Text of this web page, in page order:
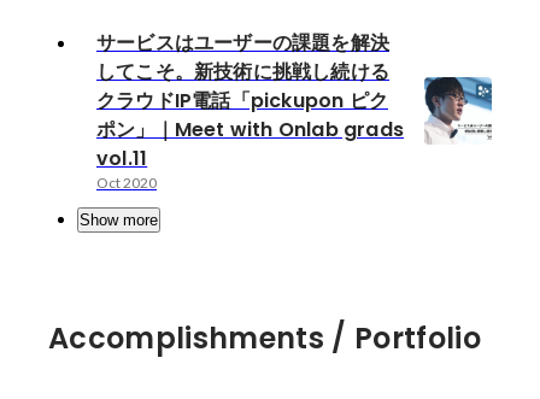
サービスはユーザーの課題を解決
してこそ。新技術に挑戦し続ける
クラウドIP電話「pickupon ピク
ポン」｜Meet with Onlab grads
vol.11
Oct 2020
Show more
Accomplishments / Portfolio